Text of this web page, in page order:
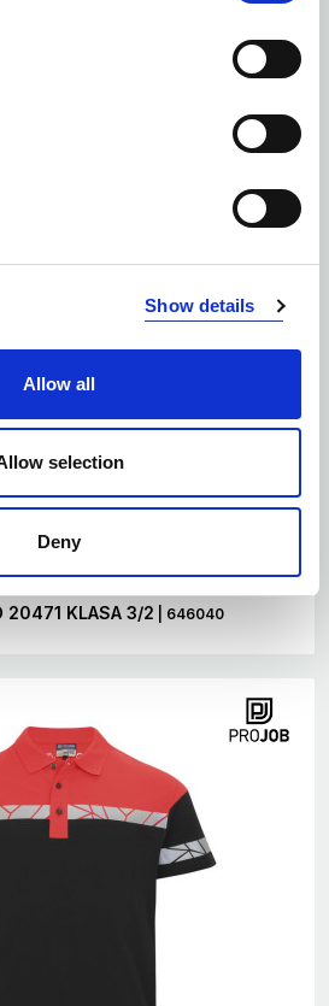
Show details
Allow all
selection
Deny
20471 KLASA 3/2 | 646040